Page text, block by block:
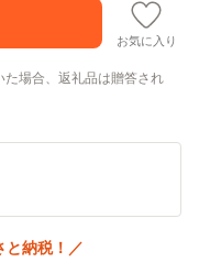
お気に入り
場合、返礼品は贈答され
と納税！／